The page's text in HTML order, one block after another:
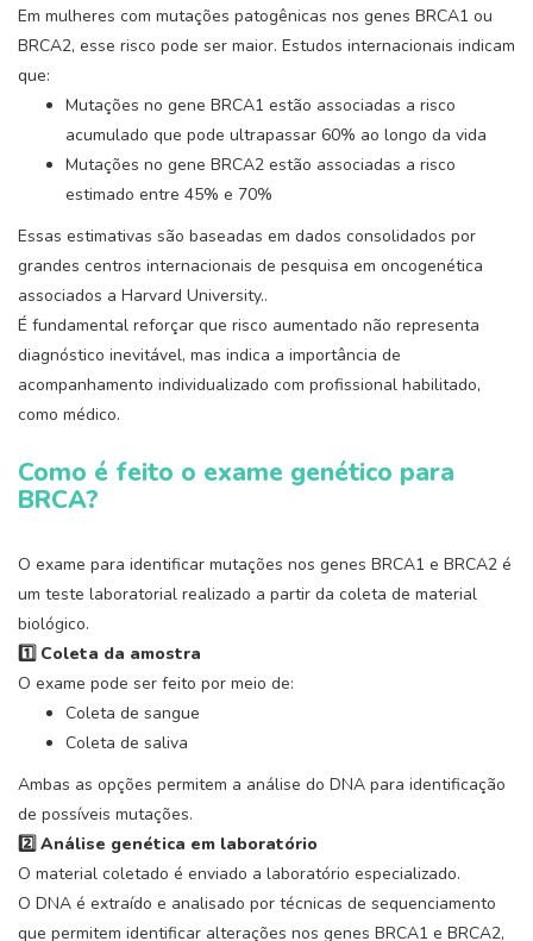
Em mulheres com mutações patogênicas nos genes BRCA1 ou
BRCA2, esse risco pode ser maior. Estudos internacionais indicam
que:
Mutações no gene BRCA1 estão associadas a risco
acumulado que pode ultrapassar 60% ao longo da vida
Mutações no gene BRCA2 estão associadas a risco
estimado entre 45% e 70%
Essas estimativas são baseadas em dados consolidados por
grandes centros internacionais de pesquisa em oncogenética
associados a Harvard University..
É fundamental reforçar que risco aumentado não representa
diagnóstico inevitável, mas indica a importância de
acompanhamento individualizado com profissional habilitado,
como médico.
Como é feito o exame genético para
BRCA?
O exame para identificar mutações nos genes BRCA1 e BRCA2 é
um teste laboratorial realizado a partir da coleta de material
biológico.
1️ ⃣ Coleta da amostra
O exame pode ser feito por meio de:
Coleta de sangue
Coleta de saliva
Ambas as opções permitem a análise do DNA para identificação
de possíveis mutações.
2️ ⃣ Análise genética em laboratório
O material coletado é enviado a laboratório especializado.
O DNA é extraído e analisado por técnicas de sequenciamento
que permitem identificar alterações nos genes BRCA1 e BRCA2,